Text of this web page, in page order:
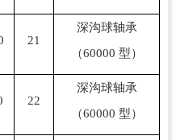
21
深沟球轴承
（60000 型）
22
深沟球轴承
（60000 型）